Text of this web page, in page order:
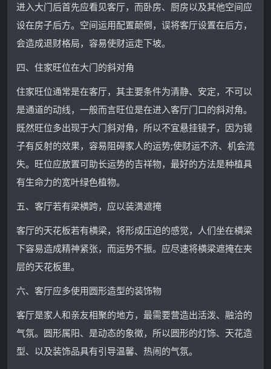
进入大门后首先应看见客厅，而卧房、厨房以及其他空间应
设在房子后方。空间运用配置颠倒，误将客厅设置在后方，
会造成退财格局，容易使财运走下坡。
四、住家旺位在大门的斜对角
住家旺位通常是在客厅，其主要条件为清静、安定，不可以
是通道的动线，一般而言旺位是在进入客厅门口的斜对角。
既然旺位多出现于大门斜对角，所以不宜悬挂镜子，因为镜
子有反射的效果，容易阻碍家人的运势;使财运不济、机会流
失。旺位应放置可助长运势的吉祥物，最好的方法是种植具
有生命力的宽叶绿色植物。
五、客厅若有梁横跨，应以装潢遮掩
客厅的天花板若有横梁，将形成压迫的感觉，人们坐在横梁
下容易造成精神紧张，而运势不振。应尽速将横梁遮掩在夹
层的天花板里。
六、客厅应多使用圆形造型的装饰物
客厅是家人和亲友相聚的地方，最需要营造出活泼、融洽的
气氛。圆形属阳、是动态的象徵，所以圆形的灯饰、天花造
型、以及装饰品具有引导温馨、热闹的气氛。